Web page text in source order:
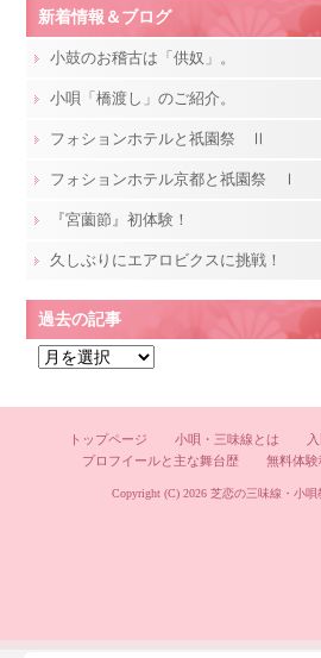
新着情報＆ブログ
小鼓のお稽古は「供奴」。
小唄「橋渡し」のご紹介。
フォションホテルと祇園祭 Ⅱ
フォションホテル京都と祇園祭 Ⅰ
『宮薗節』初体験！
久しぶりにエアロビクスに挑戦！
過去の記事
の
トップページ 小唄・三味線とは
プロフイールと主な舞台歴
無料体験
Copyright (C) 2026 芝恋の三味線・小唄